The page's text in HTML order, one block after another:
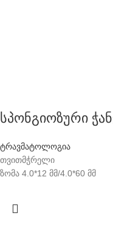
სპონგიოზური
ტრავმატოლოგია
თვითმჭრელი
ზომა 4.0*12 მმ/4.0*60 მმ